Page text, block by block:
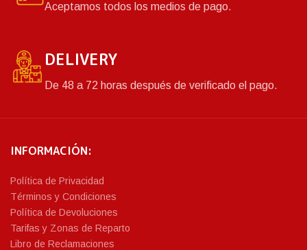
Aceptamos todos los medios de pago.
DELIVERY
De 48 a 72 horas después de verificado el pago.
INFORMACIÓN:
Política de Privacidad
Términos y Condiciones
Política de Devoluciones
Tarifas y Zonas de Reparto
Libro de Reclamaciones